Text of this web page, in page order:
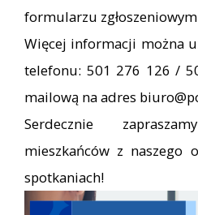
formularzu
Więcej informacji można
telefonu: 501 276 126 /
mailową na adres
Serdecznie
mieszkańców z naszego
spotkaniach!